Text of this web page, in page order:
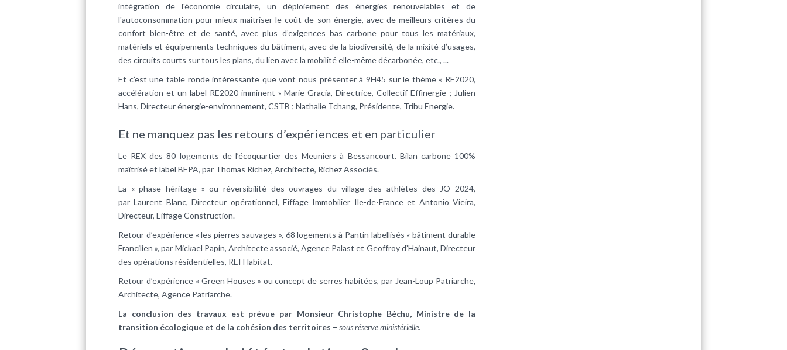
intégration de l'économie circulaire, un déploiement des énergies renouvelables et de
l'autoconsommation pour mieux maîtriser le coût de son énergie, avec de meilleurs critères du
confort bien-être et de santé, avec plus d’exigences bas carbone pour tous les matériaux,
matériels et équipements techniques du bâtiment, avec de la biodiversité, de la mixité d’usages,
des circuits courts sur tous les plans, du lien avec la mobilité elle-même décarbonée, etc., ...
Et c’est une table ronde intéressante que vont nous présenter à 9H45 sur le thème « RE2020,
accélération et un label RE2020 imminent » Marie Gracia, Directrice, Collectif Effinergie ; Julien
Hans, Directeur énergie-environnement, CSTB ; Nathalie Tchang, Présidente, Tribu Energie.
Et ne manquez pas les retours d’expériences et en particulier
Le REX des 80 logements de l’écoquartier des Meuniers à Bessancourt. Bilan carbone 100%
maîtrisé et label BEPA, par Thomas Richez, Architecte, Richez Associés.
La « phase héritage » ou réversibilité des ouvrages du village des athlètes des JO 2024,
par Laurent Blanc, Directeur opérationnel, Eiffage Immobilier Ile-de-France et Antonio Vieira,
Directeur, Eiffage Construction.
Retour d’expérience « les pierres sauvages », 68 logements à Pantin labellisés « bâtiment durable
Francilien », par Mickael Papin, Architecte associé, Agence Palast et Geoffroy d’Hainaut, Directeur
des opérations résidentielles, REI Habitat.
Retour d’expérience « Green Houses » ou concept de serres habitées, par Jean-Loup Patriarche,
Architecte, Agence Patriarche.
La conclusion des travaux est prévue par Monsieur Christophe Béchu, Ministre de la
transition écologique et de la cohésion des territoires – sous réserve ministérielle.